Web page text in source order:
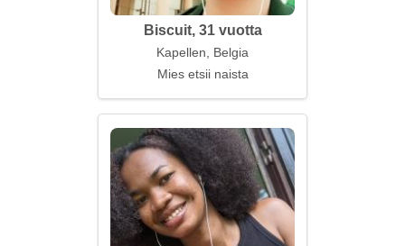
Biscuit, 31 vuotta
Kapellen, Belgia
Mies etsii naista